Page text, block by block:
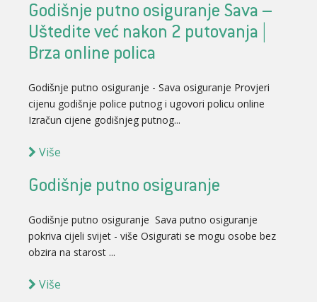
Godišnje putno osiguranje Sava –
Uštedite već nakon 2 putovanja |
Brza online polica
Godišnje putno osiguranje - Sava osiguranje Provjeri
cijenu godišnje police putnog i ugovori policu online
Izračun cijene godišnjeg putnog...
Više
Godišnje putno osiguranje
Godišnje putno osiguranje Sava putno osiguranje
pokriva cijeli svijet - više Osigurati se mogu osobe bez
obzira na starost ...
Više